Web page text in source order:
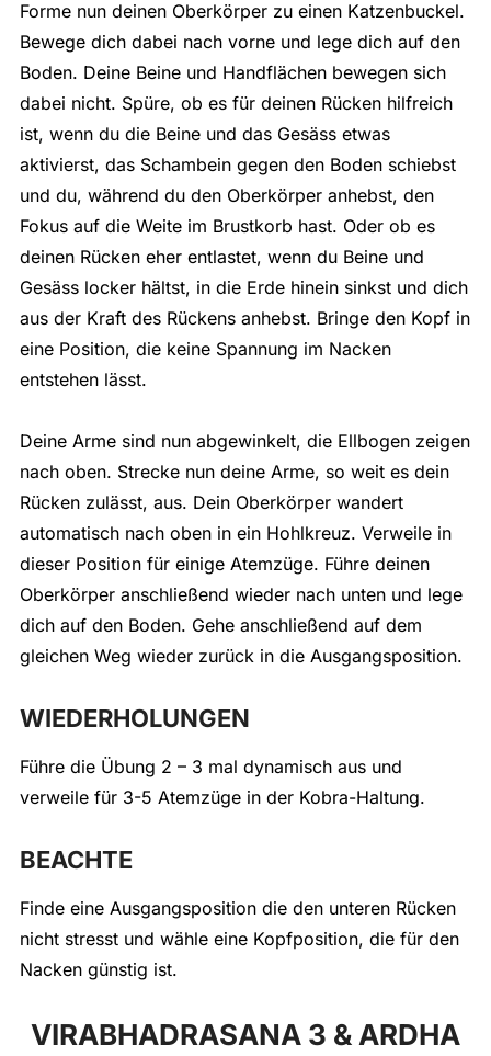
Forme nun deinen Oberkörper zu einen Katzenbuckel.
Bewege dich dabei nach vorne und lege dich auf den
Boden. Deine Beine und Handflächen bewegen sich
dabei nicht. Spüre, ob es für deinen Rücken hilfreich
ist, wenn du die Beine und das Gesäss etwas
aktivierst, das Schambein gegen den Boden schiebst
und du, während du den Oberkörper anhebst, den
Fokus auf die Weite im Brustkorb hast. Oder ob es
deinen Rücken eher entlastet, wenn du Beine und
Gesäss locker hältst, in die Erde hinein sinkst und dich
aus der Kraft des Rückens anhebst. Bringe den Kopf in
eine Position, die keine Spannung im Nacken
entstehen lässt.
Deine Arme sind nun abgewinkelt, die Ellbogen zeigen
nach oben. Strecke nun deine Arme, so weit es dein
Rücken zulässt, aus. Dein Oberkörper wandert
automatisch nach oben in ein Hohlkreuz. Verweile in
dieser Position für einige Atemzüge. Führe deinen
Oberkörper anschließend wieder nach unten und lege
dich auf den Boden. Gehe anschließend auf dem
gleichen Weg wieder zurück in die Ausgangsposition.
WIEDERHOLUNGEN
Führe die Übung 2 – 3 mal dynamisch aus und
verweile für 3-5 Atemzüge in der Kobra-Haltung.
BEACHTE
Finde eine Ausgangsposition die den unteren Rücken
nicht stresst und wähle eine Kopfposition, die für den
Nacken günstig ist.
VIRABHADRASANA 3 & ARDHA